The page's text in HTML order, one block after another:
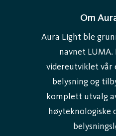
Om
Aura Light ble
navnet
videreutviklet vår
belysning og
komplett utvalg
høyteknologiske